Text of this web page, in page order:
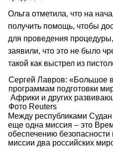
Ольга отметила, что на
получить помощь, чтобы
для проведения процедуры,
заявили, что это не было
такой как выстрел из
Сергей Лавров: «Большое
программам подготовки
Африки и других
Фото Reuters
Между республиками
еще одна миссия – это
обеспечению
миссии два российских